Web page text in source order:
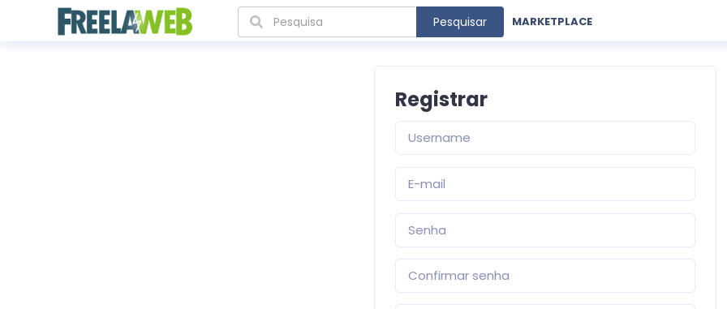
Pesquisar MARKETPLACE
Registrar